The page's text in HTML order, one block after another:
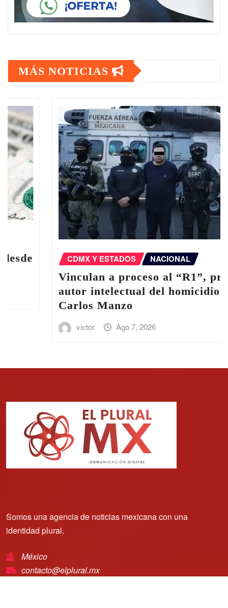
MÁS NOTICIAS
CDMX Y ESTADOS NACIONAL
Vinculan a proceso al “R1”, presunto
autor intelectual del homicidio de
Carlos Manzo
Ago 7, 2026
Somos una agencia de noticias mexicana con una
identidad plural.
México
contacto@elplural.mx